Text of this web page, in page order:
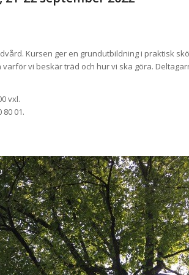
Kursen ger en grundutbildning i praktisk
vi beskär träd och hur vi ska göra.
vxl.
80 01.